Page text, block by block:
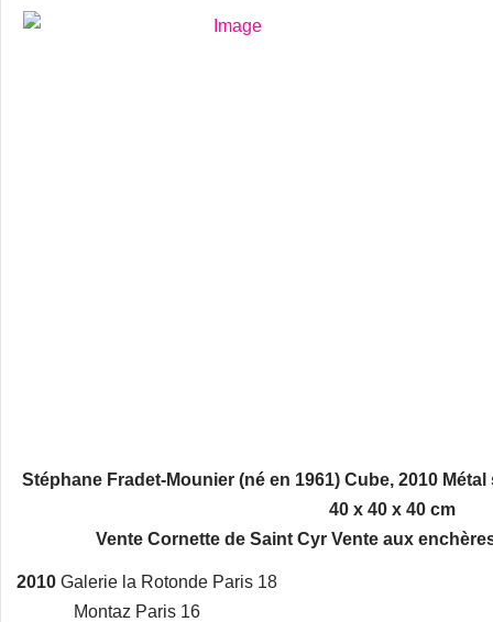
Stéphane Fradet-Mounier (né en 1961) Cube, 2010
40 x 40 x 40 cm
Vente Cornette de Saint Cyr Vente aux
2010 Galerie la Rotonde Paris 18
Montaz Paris 16